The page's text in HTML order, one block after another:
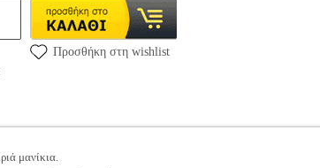
Προσθήκη στη wishlist
μανίκια.